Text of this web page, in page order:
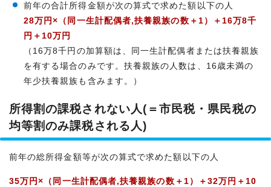
前年の合計所得金額が次の算式で求めた額以下の人
28万円×（同一生計配偶者,扶養親族の数＋1）＋16万8千
円＋10万円
（16万8千円の加算額は、同一生計配偶者または扶養親族
を有する場合のみです。扶養親族の人数は、16歳未満の
年少扶養親族も含みます。）
所得割の課税されない人(＝市民税・県民税の
均等割のみ課税される人)
前年の総所得金額等が次の算式で求めた額以下の人
35万円×（同一生計配偶者,扶養親族の数＋1）＋32万円＋10